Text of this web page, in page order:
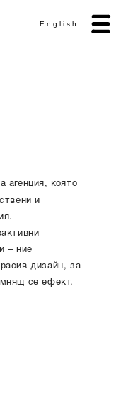
English
агенция, която
и
– ние
дизайн, за
се ефект.